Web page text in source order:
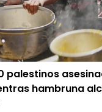
palestinos
hambruna